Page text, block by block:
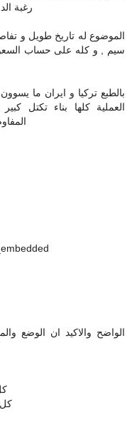
رغبة
الموضوع له تاريخ طويل و
سيم , و كله على حساب
بالطبع تركيا و ايران ما
العملية كلها بناء تكتل
الواضح والاكيد ان الوضع